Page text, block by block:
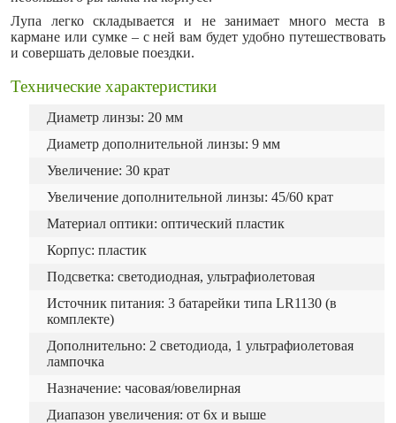
Лупа легко складывается и не занимает много места в
кармане или сумке – с ней вам будет удобно путешествовать
и совершать деловые поездки.
Технические характеристики
Диаметр линзы: 20 мм
Диаметр дополнительной линзы: 9 мм
Увеличение: 30 крат
Увеличение дополнительной линзы: 45/60 крат
Материал оптики: оптический пластик
Корпус: пластик
Подсветка: светодиодная, ультрафиолетовая
Источник питания: 3 батарейки типа LR1130 (в
комплекте)
Дополнительно: 2 светодиода, 1 ультрафиолетовая
лампочка
Назначение: часовая/ювелирная
Диапазон увеличения: от 6х и выше